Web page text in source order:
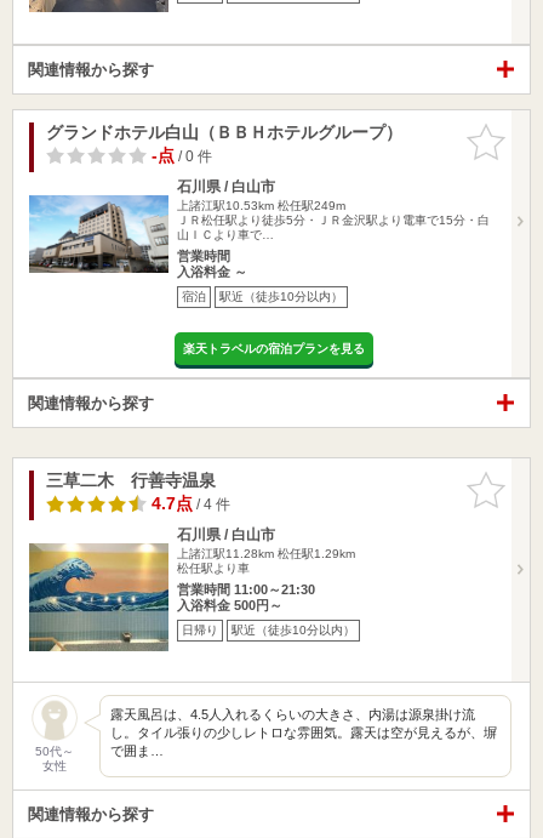
関連情報から探す
お気に入
りに追加
グランドホテル白山（ＢＢＨホテルグループ）
-点/ 0 件
石川県 / 白山市
上諸江駅10.53km 松任駅249m
ＪＲ松任駅より徒歩5分・ＪＲ金沢駅より電車で15分・白
山ＩＣより車で…
営業時間
入浴料金 ～
宿泊 駅近（徒歩10分以内）
楽天トラベルの宿泊プランを見る
関連情報から探す
お気に入
りに追加
三草二木 行善寺温泉
4.7点/ 4 件
石川県 / 白山市
上諸江駅11.28km 松任駅1.29km
松任駅より車
営業時間 11:00～21:30
入浴料金 500円～
日帰り 駅近（徒歩10分以内）
50代～
女性
露天風呂は、4.5人入れるくらいの大きさ、内湯は源泉掛け流
し。タイル張りの少しレトロな雰囲気。露天は空が見えるが、塀
で囲ま…
関連情報から探す